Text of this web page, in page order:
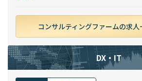
コンサルティングファームの求人
DX・IT